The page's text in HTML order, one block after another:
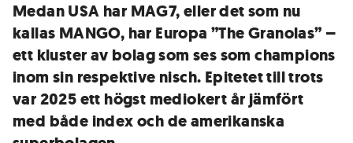
Medan USA har MAG7, eller det som nu
kallas MANGO, har Europa ”The Granolas” –
ett kluster av bolag som ses som champions
inom sin respektive nisch. Epitetet till trots
var 2025 ett högst mediokert år jämfört
med både index och de amerikanska